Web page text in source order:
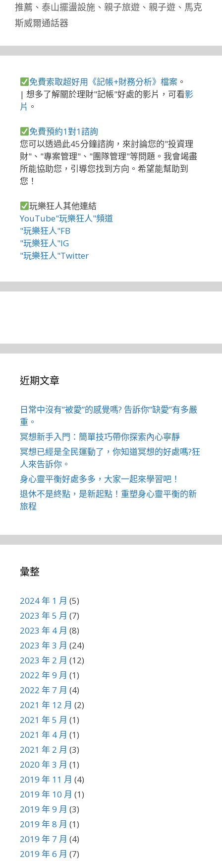
推薦 、 泰山擺盪設施 、 親子旅遊 、 親子遊 、 馬克
斯威爾通話器
免費索取超好用《記帳+財務分析》檔案 。
| 想多了解關於理財"記帳"好處的影片，可看影
片 。
免費預約1對1諮詢
您可以透過此45分鐘諮詢，來討論您的"投資理
財"、"專案管理"、"團隊管理"等問題。我會竭盡
所能協助您，引導您找到方向。希望能幫助到
您！
玩樂狂人其他連結
YouTube"玩樂狂人"頻道
"玩樂狂人"FB
"玩樂狂人"IG
"玩樂狂人"Twitter
近期文章
日常中沒有”被愛”的感覺嗎? 告訴你”缺愛”有多嚴
重。
冥想新手入門：簡單技巧帶你探索內心寧靜
冥想已經是全民運動了，你知道冥想的好處嗎?狂
人來告訴你。
身心靈平衡好處多多，大家一起來學習吧！
退休不是終點，是新起點！重塑身心靈平衡的新
旅程
彙整
2024 年 1 月 (5)
2023 年 5 月 (7)
2023 年 4 月 (8)
2023 年 3 月 (24)
2023 年 2 月 (12)
2022 年 9 月 (1)
2022 年 7 月 (4)
2021 年 12 月 (2)
2021 年 5 月 (1)
2021 年 4 月 (1)
2021 年 2 月 (3)
2020 年 3 月 (1)
2019 年 11 月 (4)
2019 年 10 月 (1)
2019 年 9 月 (3)
2019 年 8 月 (1)
2019 年 7 月 (4)
2019 年 6 月 (7)